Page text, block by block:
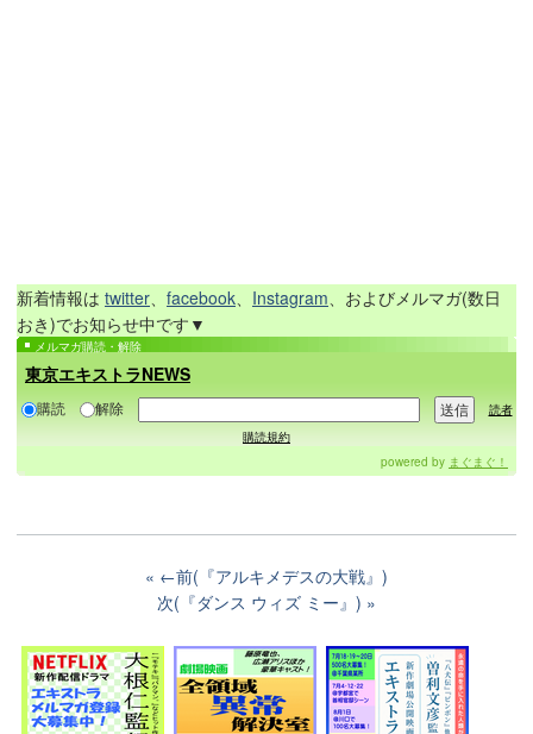
新着情報は twitter facebook Instagram 、およびメルマガ(数日
おき)でお知らせ中です▼
メルマガ購読・解除
東京エキストラNEWS
購読 解除
読者
購読規約
powered by まぐまぐ！
←前(『アルキメデスの大戦』)
次(『ダンス ウィズ ミー』)